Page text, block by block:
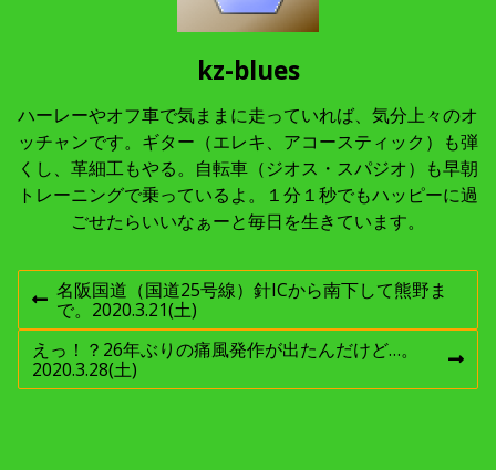
kz-blues
ハーレーやオフ車で気ままに走っていれば、気分上々のオ
ッチャンです。ギター（エレキ、アコースティック）も弾
くし、革細工もやる。自転車（ジオス・スパジオ）も早朝
トレーニングで乗っているよ。１分１秒でもハッピーに過
ごせたらいいなぁーと毎日を生きています。
投
稿
ナ
前
の
投
稿
:
名阪国道（国道25号線）針ICから南下して熊野ま
で。2020.3.21(土)
次
の
えっ！？26年ぶりの痛風発作が出たんだけど…。
2020.3.28(土)